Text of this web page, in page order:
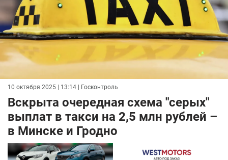
10 октября 2025 | 13:14 | Госконтроль
Вскрыта очередная схема "серых"
выплат в такси на 2,5 млн рублей –
в Минске и Гродно